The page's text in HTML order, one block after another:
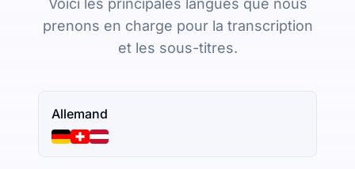
prenons en charge pour la transcription
et les sous-titres.
Allemand